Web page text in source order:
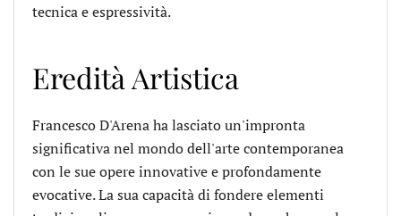
tecnica e espressività.
Eredità Artistica
Francesco D'Arena ha lasciato un'impronta
significativa nel mondo dell'arte contemporanea
con le sue opere innovative e profondamente
evocative. La sua capacità di fondere elementi